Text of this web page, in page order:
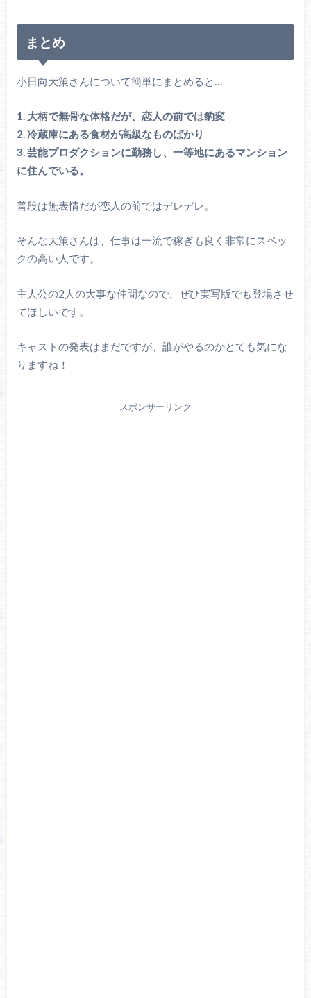
まとめ
小日向大策さんについて簡単にまとめると…
1. 大柄で無骨な体格だが、恋人の前では豹変
2. 冷蔵庫にある食材が高級なものばかり
3. 芸能プロダクションに勤務し、一等地にあるマンション
に住んでいる。
普段は無表情だが恋人の前ではデレデレ。
そんな大策さんは、仕事は一流で稼ぎも良く非常にスペッ
クの高い人です。
主人公の2人の大事な仲間なので、ぜひ実写版でも登場させ
てほしいです。
キャストの発表はまだですが、誰がやるのかとても気にな
りますね！
スポンサーリンク